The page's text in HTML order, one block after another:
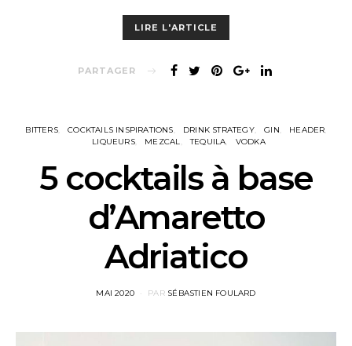
LIRE L'ARTICLE
PARTAGER
BITTERS COCKTAILS INSPIRATIONS DRINK STRATEGY GIN
HEADER
LIQUEURS
MEZCAL TEQUILA VODKA
5 cocktails à base
d’Amaretto
Adriatico
POSTED
MAI 2020 PAR SÉBASTIEN FOULARD